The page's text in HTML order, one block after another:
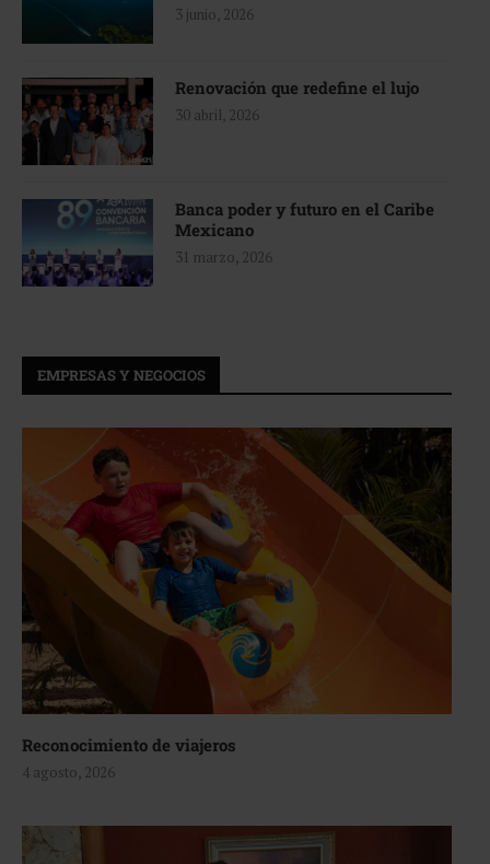
3 junio, 2026
Renovación que redefine el lujo
30 abril, 2026
Banca poder y futuro en el Caribe
Mexicano
31 marzo, 2026
EMPRESAS Y NEGOCIOS
Reconocimiento de viajeros
4 agosto, 2026